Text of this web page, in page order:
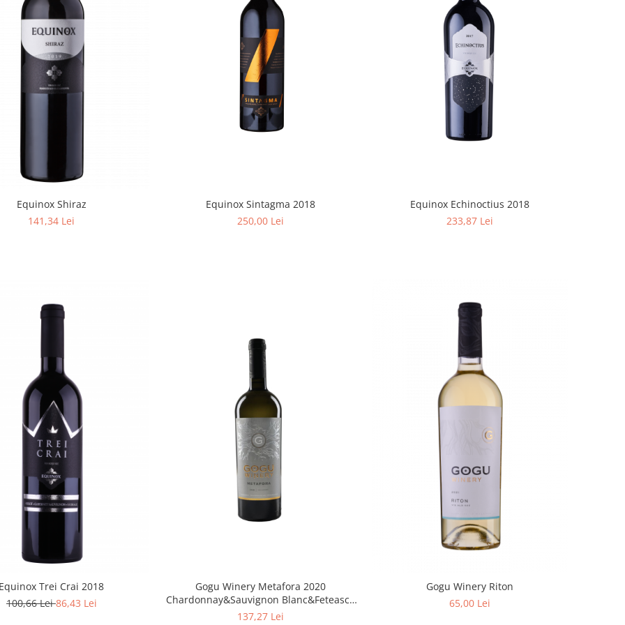
Equinox Shiraz
141,34 Lei
Equinox Sintagma 2018
250,00 Lei
Equinox Echinoctius 2018
233,87 Lei
Trei Crai 2018
100,66 Lei86,43 Lei
Gogu Winery Metafora 2020
Chardonnay&Sauvignon Blanc&Feteasca
Albă
137,27 Lei
Gogu Winery Riton
65,00 Lei